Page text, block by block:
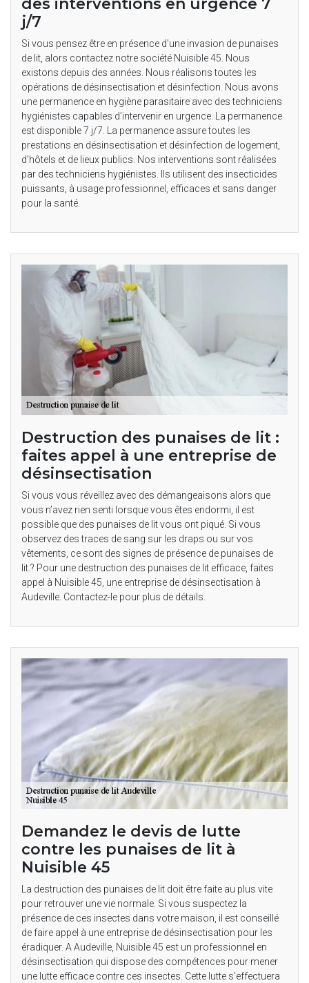
j/7
Si vous pensez être en présence d’une invasion de punaises
de lit, alors contactez notre société Nuisible 45. Nous
existons depuis des années. Nous réalisons toutes les
opérations de désinsectisation et désinfection. Nous avons
une permanence en hygiène parasitaire avec des techniciens
hygiénistes capables d’intervenir en urgence. La permanence
est disponible 7 j/7. La permanence assure toutes les
prestations en désinsectisation et désinfection de logement,
d’hôtels et de lieux publics. Nos interventions sont réalisées
par des techniciens hygiénistes. Ils utilisent des insecticides
puissants, à usage professionnel, efficaces et sans danger
pour la santé.
Destruction des punaises de lit :
faites appel à une entreprise de
désinsectisation
Si vous vous réveillez avec des démangeaisons alors que
vous n’avez rien senti lorsque vous êtes endormi, il est
possible que des punaises de lit vous ont piqué. Si vous
observez des traces de sang sur les draps ou sur vos
vêtements, ce sont des signes de présence de punaises de
lit.? Pour une destruction des punaises de lit efficace, faites
appel à Nuisible 45, une entreprise de désinsectisation à
Audeville. Contactez-le pour plus de détails.
Demandez le devis de lutte
contre les punaises de lit à
Nuisible 45
La destruction des punaises de lit doit être faite au plus vite
pour retrouver une vie normale. Si vous suspectez la
présence de ces insectes dans votre maison, il est conseillé
de faire appel à une entreprise de désinsectisation pour les
éradiquer. A Audeville, Nuisible 45 est un professionnel en
désinsectisation qui dispose des compétences pour mener
une lutte efficace contre ces insectes. Cette lutte s’effectuera